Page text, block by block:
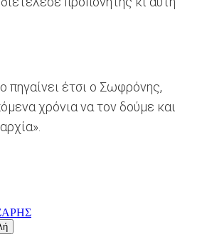
πηγαίνει έτσι ο Σωφρόνης,
χρόνια να τον δούμε και
ΑΡΗΣ